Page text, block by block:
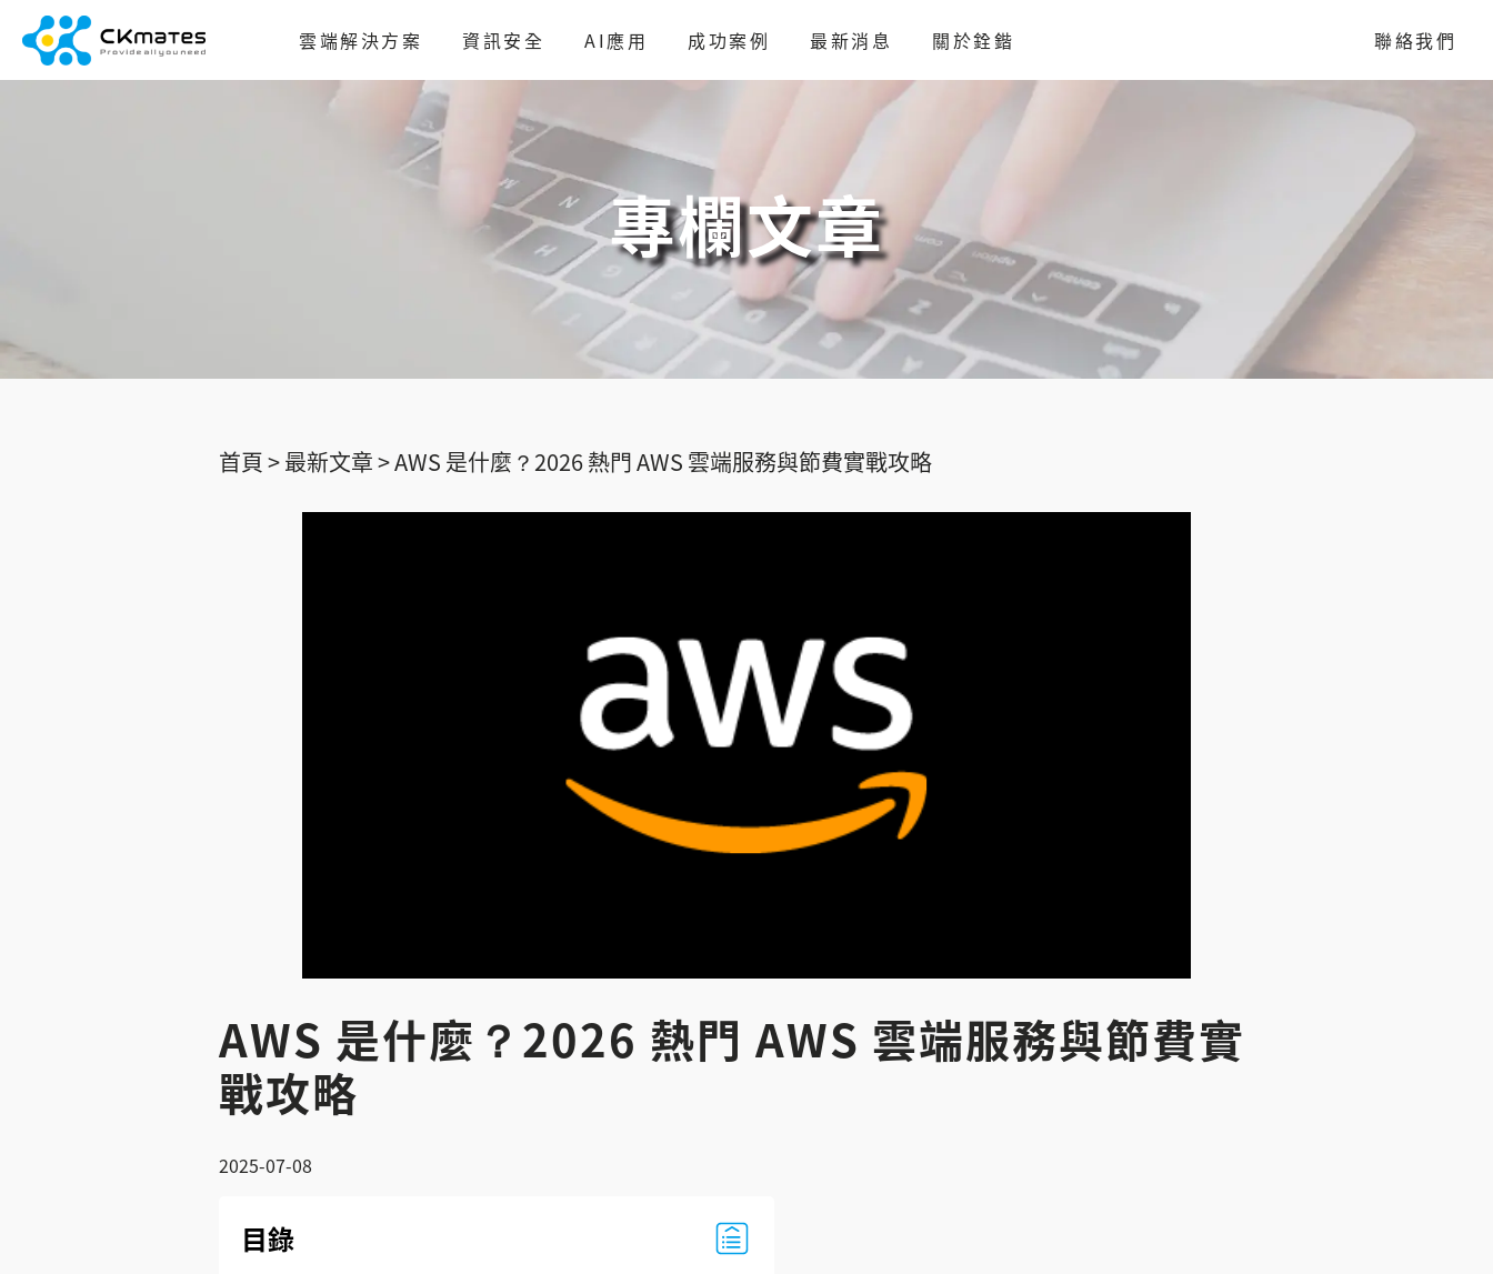
雲端解決方案 資訊安全 AI應用 成功案例 最新消息 關於銓鍇 聯絡我們
專欄文章
首頁 >最新文章 >AWS 是什麼？2026 熱門 AWS 雲端服務與節費實戰攻略
AWS 是什麼？2026 熱門 AWS 雲端服務與節費實
戰攻略
2025-07-08
目錄